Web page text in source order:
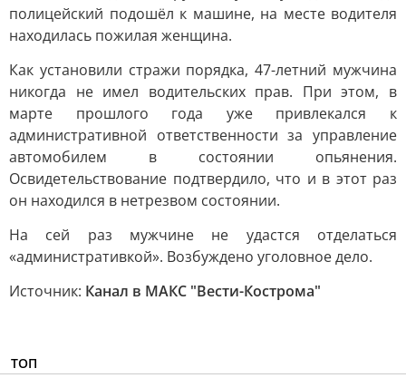
полицейский подошёл к машине, на месте водителя
находилась пожилая женщина.
Как установили стражи порядка, 47-летний мужчина
никогда не имел водительских прав. При этом, в
марте прошлого года уже привлекался к
административной ответственности за управление
автомобилем в состоянии опьянения.
Освидетельствование подтвердило, что и в этот раз
он находился в нетрезвом состоянии.
На сей раз мужчине не удастся отделаться
«административкой». Возбуждено уголовное дело.
Источник: Канал в МАКС "Вести-Кострома"
ТОП